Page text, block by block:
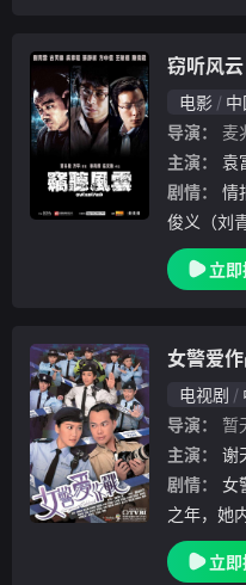
窃听风云
电影
导演：
麦
主演：
袁
剧情：
俊义（刘
情问题上
窘困，不
立
女警爱
电视剧
导演：
暂
主演：
谢
剧情：
之年，她
走的跌宕
毕玲珑（
立